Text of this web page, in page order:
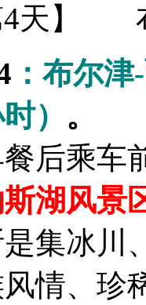
天】
布
：布尔
）
后乘车
湖风景
集冰川
情、珍